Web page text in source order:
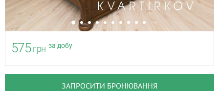
575 грн за добу
ЗАПРОСИТИ БРОНЮВАННЯ